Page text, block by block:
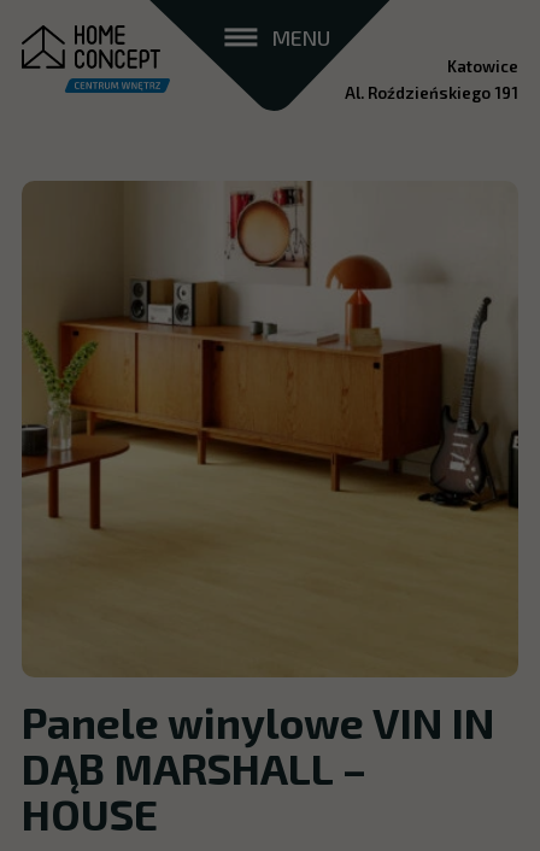
MENU
Katowice
Al. Roździeńskiego 191
Panele winylowe VIN IN
DĄB MARSHALL –
HOUSE